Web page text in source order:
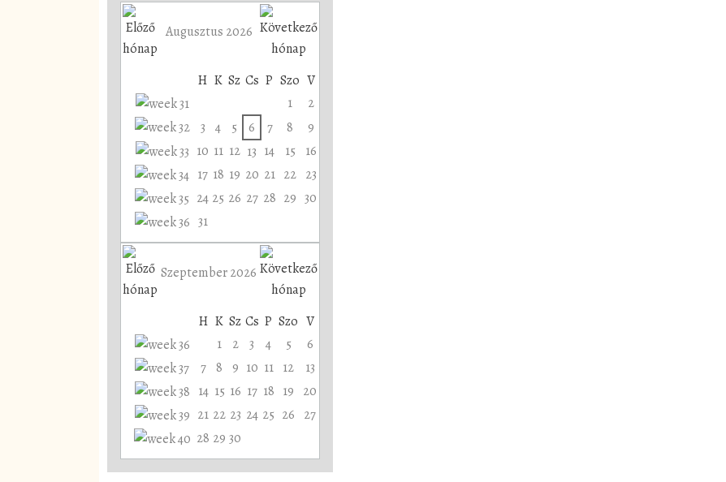
Augusztus 2026
H K Sz Cs P Szo V
1
2
3 4 5 6 7 8
9
10 11 12 13 14 15
16
17 18 19 20 21 22 23
24 25 26 27 28 29 30
31
Szeptember 2026
H K Sz Cs P Szo V
1
2 3 4 5
6
7 8 9 10 11 12
13
14 15 16 17 18 19 20
21 22 23 24 25 26 27
28 29 30